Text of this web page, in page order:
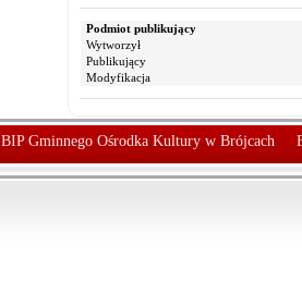
Podmiot publikujący
Wytworzył
Publikujący
Modyfikacja
BIP Gminnego Ośrodka Kultury w Brójcach